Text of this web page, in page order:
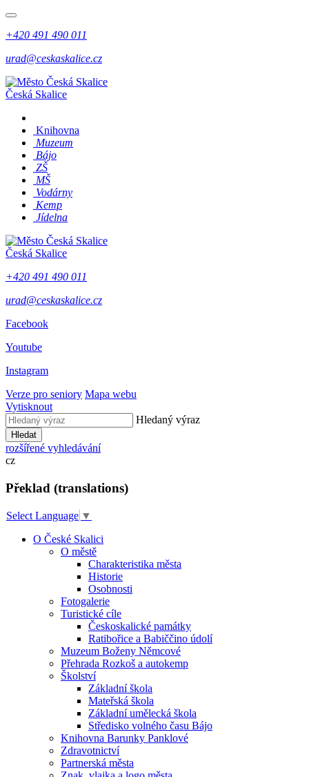
+420 491 490 011
urad@ceskaskalice.cz
Česká Skalice
Knihovna
Muzeum
Bájo
ZŠ
MŠ
Vodárny
Kemp
Jídelna
Česká Skalice
+420 491 490 011
urad@ceskaskalice.cz
Facebook
Youtube
Instagram
Verze pro seniory Mapa webu
Vytisknout
Hledaný výraz
Hledat
rozšířené vyhledávání
cz
Překlad (translations)
Select Language ▼
O České Skalici
O městě
Charakteristika města
Historie
Osobnosti
Fotogalerie
Turistické cíle
Českoskalické památky
Ratibořice a Babiččino údolí
Muzeum Boženy Němcové
Přehrada Rozkoš a autokemp
Školství
Základní škola
Mateřská škola
Základní umělecká škola
Středisko volného času Bájo
Knihovna Barunky Panklové
Zdravotnictví
Partnerská města